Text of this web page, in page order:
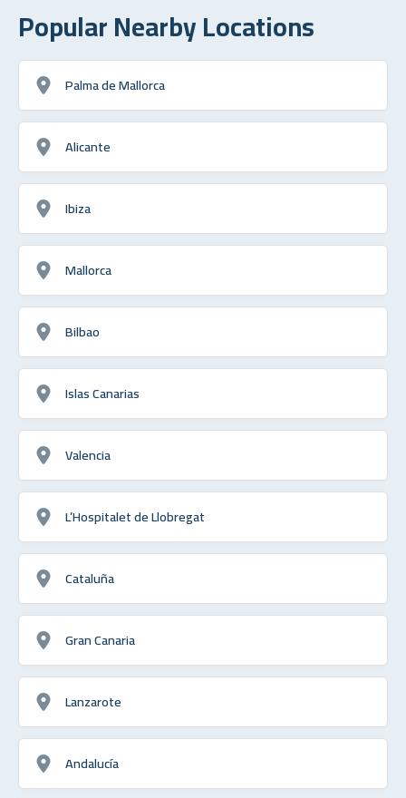
Popular Nearby Locations
Palma de Mallorca
Alicante
Ibiza
Mallorca
Bilbao
Islas Canarias
Valencia
L’Hospitalet de Llobregat
Cataluña
Gran Canaria
Lanzarote
Andalucía